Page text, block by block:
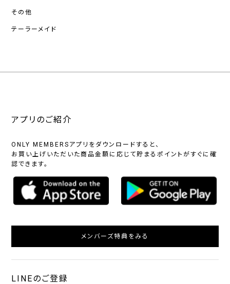
その他
テーラーメイド
アプリのご紹介
ONLY MEMBERSアプリをダウンロードすると、
お買い上げいただいた商品金額に応じて貯まるポイントがすぐに確
認できます。
メンバーズ特典をみる
LINEのご登録